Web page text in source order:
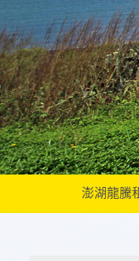
澎湖龍騰